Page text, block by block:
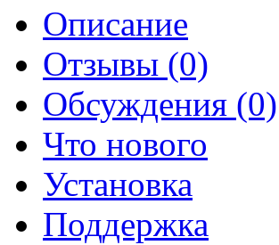
Описание
Отзывы (0)
Обсуждения (0)
Что нового
Установка
Поддержка